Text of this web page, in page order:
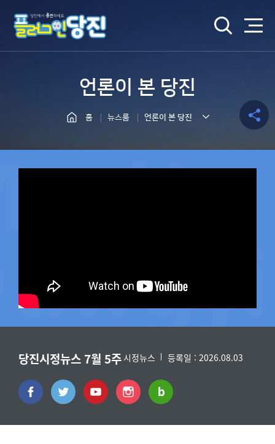
언론이 본 당진
홈 뉴스룸 언론이 본 당진
기
당진시정뉴스 7월 5주 시정뉴스 등록일 : 2026.08.03